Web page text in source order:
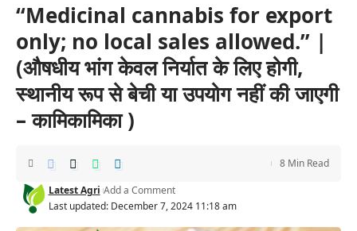
“Medicinal cannabis for export
only; no local sales allowed.” |
(औषधीय भांग केवल निर्यात के लिए होगी,
स्थानीय रूप से बेची या उपयोग नहीं की जाएगी
– कामिकामिका )
Last updated: December 7, 2024 11:18 am
Latest Agri Add a Comment
8 Min Read